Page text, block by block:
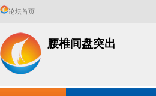
论坛首页
腰椎间盘突出